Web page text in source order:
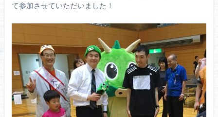
て参加させていただいました！